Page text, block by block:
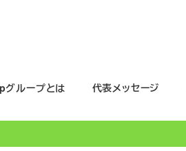
ループとは 代表メッセージ